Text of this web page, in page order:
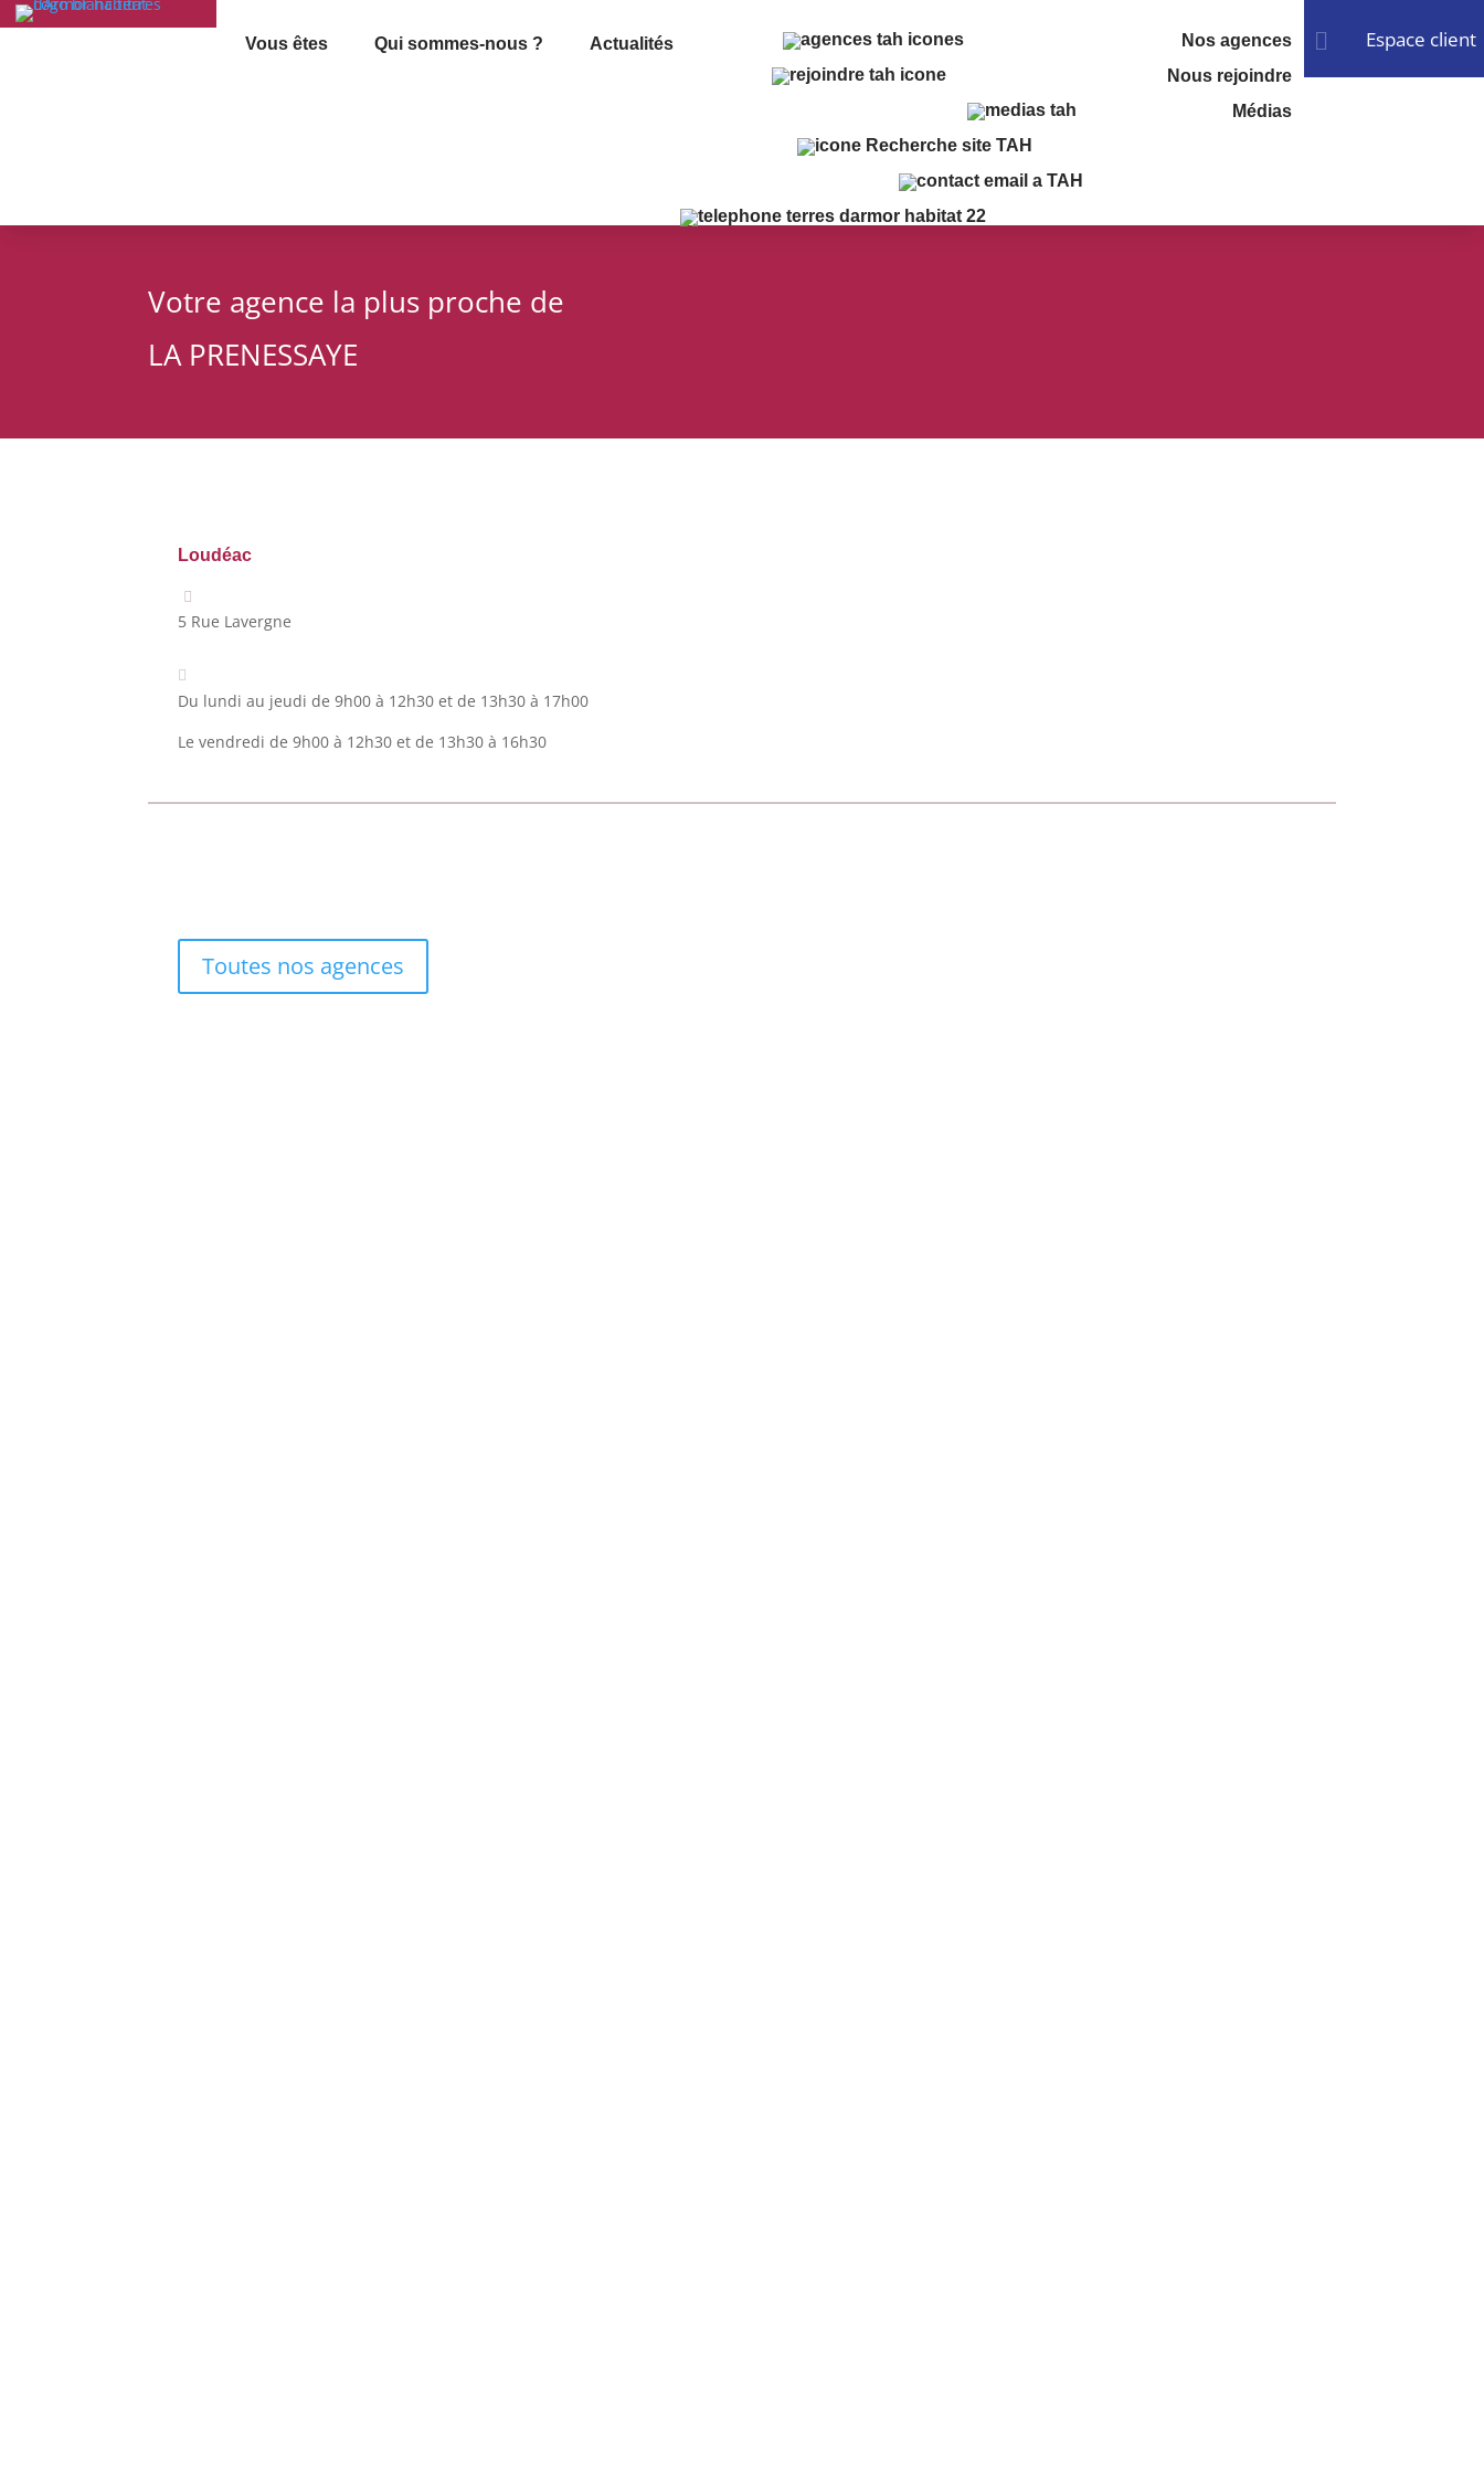
Vous êtes Qui sommes-nous ? Actualités
Nos agences
Nous rejoindre
Médias
 Espace client
Votre agence la plus proche de
LA PRENESSAYE
Loudéac
5 Rue Lavergne
Du lundi au jeudi de 9h00 à 12h30 et de 13h30 à 17h00
Le vendredi de 9h00 à 12h30 et de 13h30 à 16h30
Toutes nos agences